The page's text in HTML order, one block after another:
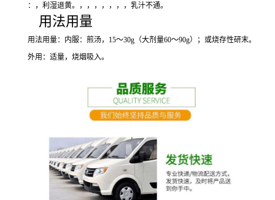
：，利湿退黄。，，，，，，，乳汁不通。
用法用量
用法用量：内服：煎汤，15～30g（大剂量60～90g）；或烧存性研末。
外用：适量，烧烟吸入。